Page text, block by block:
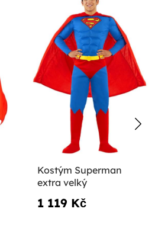
Kostým Superman
extra velký
1 119 Kč